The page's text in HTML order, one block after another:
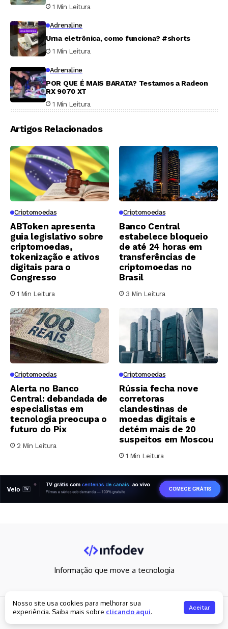
mercado cripto
1 Min Leitura
Adrenaline
Urna eletrônica, como funciona? #shorts
1 Min Leitura
Adrenaline
POR QUE É MAIS BARATA? Testamos a Radeon
RX 9070 XT
1 Min Leitura
Artigos Relacionados
Criptomoedas
ABToken apresenta
guia legislativo sobre
criptomoedas,
tokenização e ativos
digitais para o
Congresso
1 Min Leitura
Criptomoedas
Banco Central
estabelece bloqueio
de até 24 horas em
transferências de
criptomoedas no
Brasil
3 Min Leitura
Criptomoedas
Alerta no Banco
Central: debandada de
especialistas em
tecnologia preocupa o
futuro do Pix
2 Min Leitura
Criptomoedas
Rússia fecha nove
corretoras
clandestinas de
moedas digitais e
detém mais de 20
suspeitos em Moscou
1 Min Leitura
Informação que move a tecnologia
Copyright 2026. All rights reserved
Política de privacidade Fale Conosco
Nosso site usa cookies para melhorar sua
experiência. Saiba mais sobre clicando aqui. Aceitar